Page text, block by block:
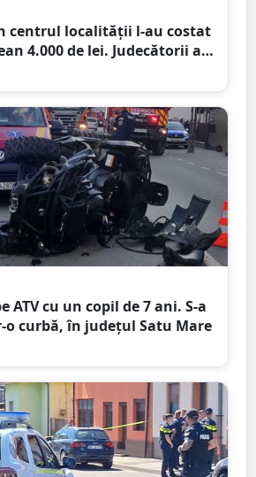
centrul localității l-au costat
4.000 de lei. Judecătorii au
fără condamnare penală
ATV cu un copil de 7 ani. S-a
curbă, în județul Satu Mare